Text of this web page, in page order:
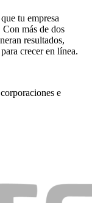
tu empresa
más de dos
resultados,
crecer en línea.
e